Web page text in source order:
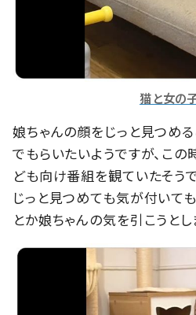
猫と女の
娘ちゃんの顔をじっと見つめ
でもらいたいようですが、こ
ども向け番組を観ていたそうで
じっと見つめても気が付いて
とか娘ちゃんの気を引こうとし